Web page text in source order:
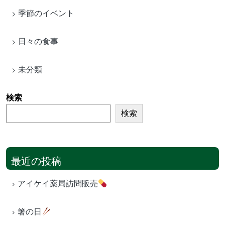
季節のイベント
日々の食事
未分類
検索
検索
最近の投稿
アイケイ薬局訪問販売
箸の日